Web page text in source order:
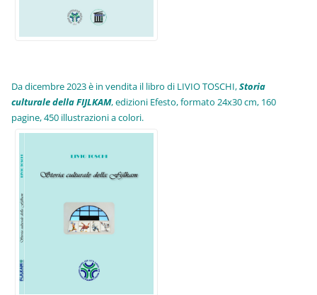
Da dicembre 2023 è in vendita il libro di LIVIO TOSCHI,Storia
culturale della FIJLKAM, edizioni Efesto, formato 24x30 cm, 160
pagine, 450 illustrazioni a colori.